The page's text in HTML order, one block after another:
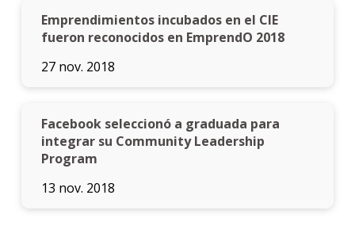
Emprendimientos incubados en el CIE
fueron reconocidos en EmprendO 2018
27 nov. 2018
Facebook seleccionó a graduada para
integrar su Community Leadership
Program
13 nov. 2018